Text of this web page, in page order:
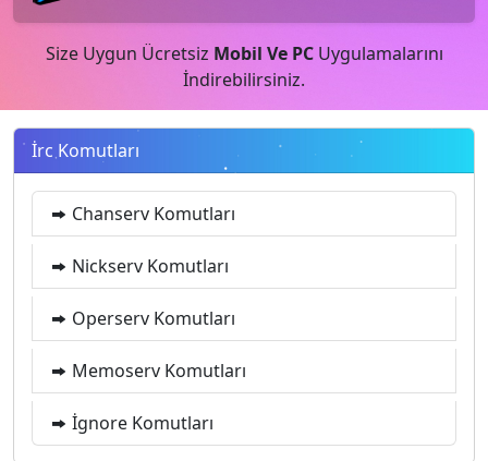
Size Uygun Ücretsiz Mobil Ve PC Uygulamalarını
İndirebilirsiniz.
İrc Komutları
Chanserv Komutları
Nickserv Komutları
Operserv Komutları
Memoserv Komutları
İgnore Komutları